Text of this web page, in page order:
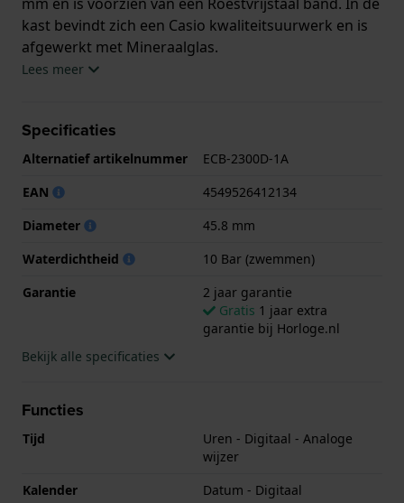
kast bevindt zich een Casio kwaliteitsuurwerk en is
afgewerkt met Mineraalglas.
horloge geleverd met 2 jaar garantie.
Lees meer
Specificaties
Alternatief artikelnummer
ECB-2300D-1A
EAN
4549526412134
Diameter
45.8 mm
Waterdichtheid
10 Bar (zwemmen)
Garantie
2 jaar garantie
Gratis 1 jaar extra
garantie bij Horloge.nl
Bekijk alle specificaties
Functies
Tijd
Uren - Digitaal - Analoge
wijzer
Kalender
Datum - Digitaal